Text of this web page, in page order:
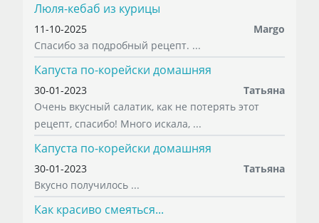
Люля-кебаб из курицы
11-10-2025
Margo
Спасибо за подробный рецепт. ...
Капуста по-корейски домашняя
30-01-2023
Татьяна
Очень вкусный салатик, как не потерять этот
рецепт, спасибо! Много искала, ...
Капуста по-корейски домашняя
30-01-2023
Татьяна
Вкусно получилось ...
Как красиво смеяться...